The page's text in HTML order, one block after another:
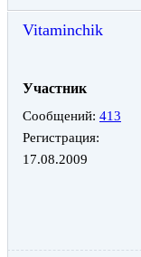
Vitaminchik
Участник
Сообщений: 413
Регистрация:
17.08.2009